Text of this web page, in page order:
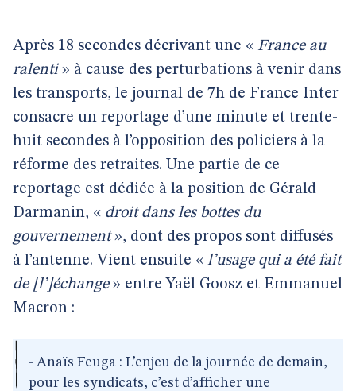
Après 18 secondes décrivant une « France au
ralenti» à cause des perturbations à venir dans
les transports, le journal de 7h de France Inter
consacre un reportage d’une minute et trente-
huit secondes à l’opposition des policiers à la
réforme des retraites. Une partie de ce
reportage est dédiée à la position de Gérald
Darmanin, « droit dans les bottes du
gouvernement», dont des propos sont diffusés
à l’antenne. Vient ensuite « l’usage qui a été fait
de [l’]échange» entre Yaël Goosz et Emmanuel
Macron :
- Anaïs Feuga : L’enjeu de la journée de demain,
pour les syndicats, c’est d’afficher une